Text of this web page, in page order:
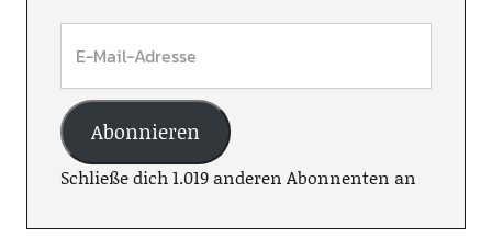
Abonnieren
Schließe dich 1.019 anderen Abonnenten an